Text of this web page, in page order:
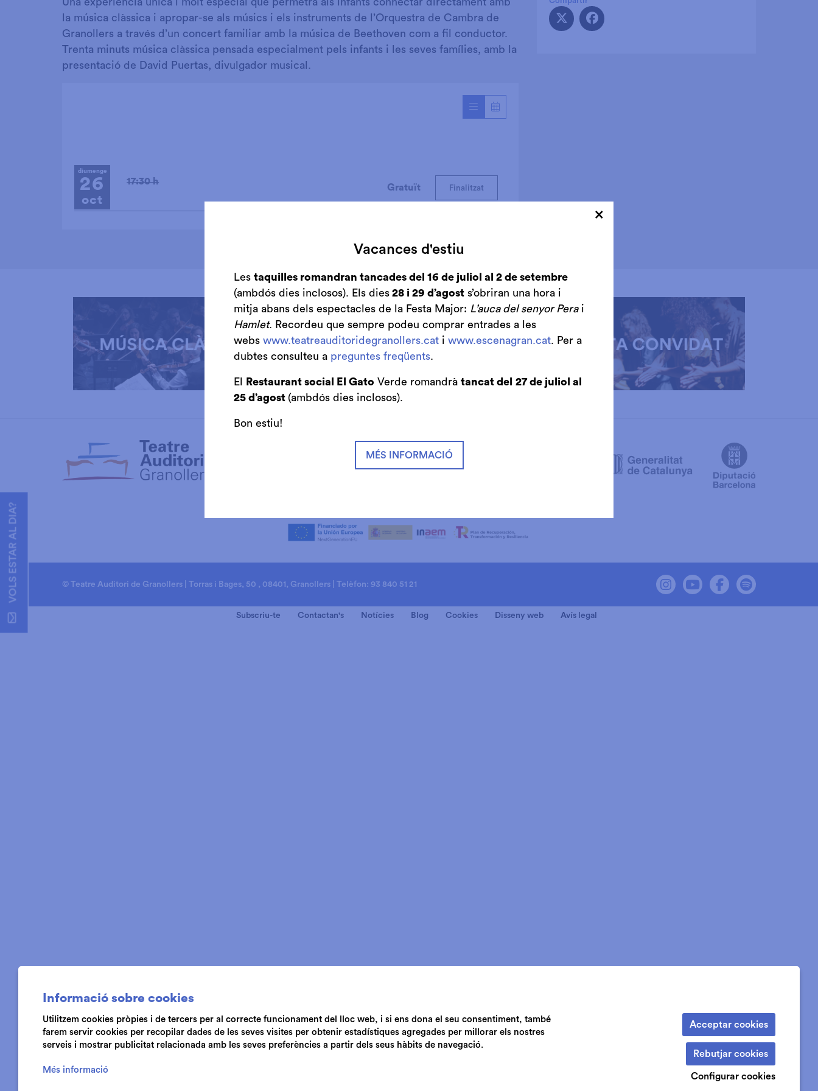
VOLS ESTAR AL DIA?
la música clàssica i apropar-se als músics i els instruments de l’Orquestra de Cambra de
Granollers a través d’un concert familiar amb la música de Beethoven com a fil conductor.
Trenta minuts música clàssica pensada especialment pels infants i les seves famílies, amb la
presentació de David Puertas, divulgador musical.
diumenge
26
oct
17:30 h
Gratuït Finalitzat
Auditori de Granollers i de l’Orquestra de
© Teatre Auditori de Granollers | Torras i Bages, 50 , 08401, Granollers | Telèfon: 93 840 51 21 Link a instagram
Link a youtube
Link a facebook
Link a
Subscriu-te Contactan's Notícies Blog Cookies Disseny web Avís legal
Vacances d'estiu
Les taquilles romandran tancades del 16 de juliol al 2 de setembre
(ambdós dies inclosos). Els dies 28 i 29 d’agost s’obriran una hora i
mitja abans dels espectacles de la Festa Major: L’auca del senyor Perai
Hamlet. Recordeu que sempre podeu comprar entrades a les
webs www.teatreauditoridegranollers.cat i www.escenagran.cat. Per a
dubtes consulteu a preguntes freqüents.
El Restaurant social El Gato Verde romandrà tancat del 27 de juliol al
25 d’agost (ambdós dies inclosos).
Bon estiu!
MÉS INFORMACIÓ
×
Informació sobre cookies
Utilitzem cookies pròpies i de tercers per al correcte funcionament del lloc web, i si ens dona el seu consentiment, també
farem servir cookies per recopilar dades de les seves visites per obtenir estadístiques agregades per millorar els nostres
serveis i mostrar publicitat relacionada amb les seves preferències a partir dels seus hàbits de navegació.
Més informació
Acceptar cookies
Rebutjar cookies
Configurar cookies